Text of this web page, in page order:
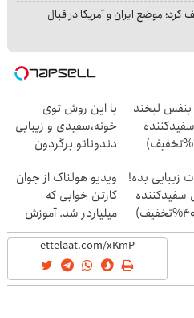
کرد؛ موضع ایران و آمریکا در قبال
بنفس لبخند
با این روش توی
خونه،سفیدی و زیبایی
دندوناتو برگردون
زیبایی بده!
سفیدکننده
ویدیو هولناک از جوان
کارتن خوابی که
میلیاردر شد. آموزش
رایگان